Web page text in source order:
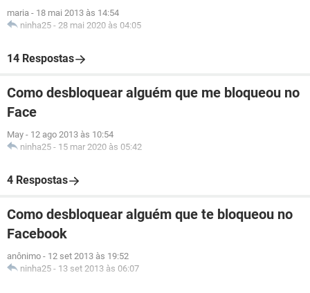
maria - 18 mai 2013 às 14:54
ninha25 - 28 mai 2020 às 04:05
14 Respostas
Como desbloquear alguém que me bloqueou no
Face
May - 12 ago 2013 às 10:54
ninha25 - 15 mar 2020 às 05:42
4 Respostas
Como desbloquear alguém que te bloqueou no
Facebook
anônimo - 12 set 2013 às 19:52
ninha25 - 13 set 2013 às 06:07